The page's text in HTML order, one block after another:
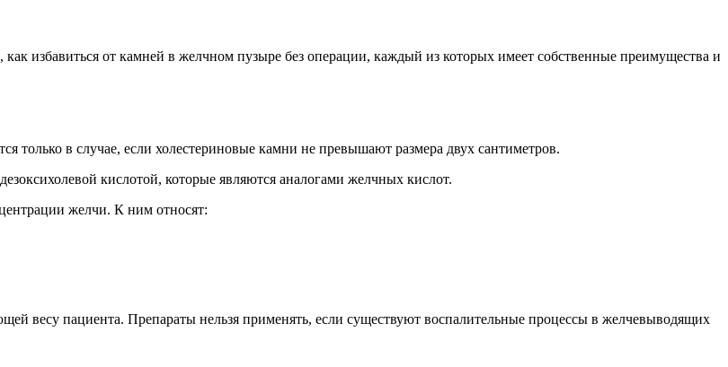
избавиться от камней в желчном пузыре без операции, каждый из которых имеет собственные преимущества и
только в случае, если холестериновые камни не превышают размера двух сантиметров.
кислотой, которые являются аналогами желчных кислот.
желчи. К ним относят:
весу пациента. Препараты нельзя применять, если существуют воспалительные процессы в желчевыводящих